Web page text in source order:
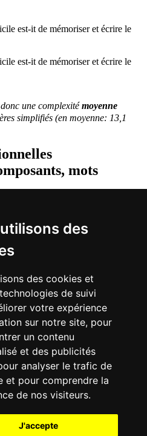
des
des cookies et
de suivi
votre expérience
sur notre site, pour
un contenu
et des publicités
analyser le trafic de
et pour comprendre la
de nos visiteurs.
J'accepte
une complexitémoyenne
simplifiés (en moyenne: 13,1
mots
1000caractères chinois
individuels
ou manquante
)
et critique constructive seront